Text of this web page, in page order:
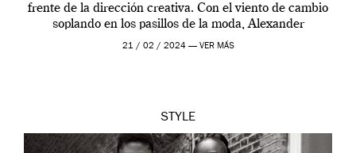
frente de la dirección creativa. Con el viento de cambio
soplando en los pasillos de la moda, Alexander
McQueen se prepara para una […]
21 / 02 / 2024 — VER MÁS
STYLE